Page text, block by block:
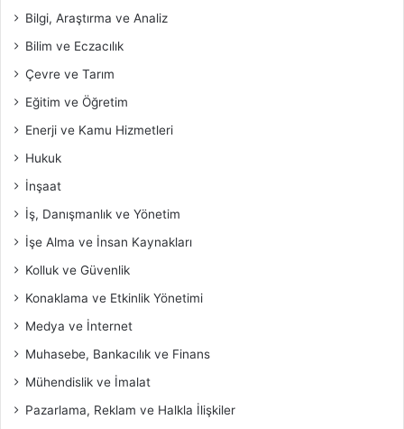
Bilgi, Araştırma ve Analiz
Bilim ve Eczacılık
Çevre ve Tarım
Eğitim ve Öğretim
Enerji ve Kamu Hizmetleri
Hukuk
İnşaat
İş, Danışmanlık ve Yönetim
İşe Alma ve İnsan Kaynakları
Kolluk ve Güvenlik
Konaklama ve Etkinlik Yönetimi
Medya ve İnternet
Muhasebe, Bankacılık ve Finans
Mühendislik ve İmalat
Pazarlama, Reklam ve Halkla İlişkiler